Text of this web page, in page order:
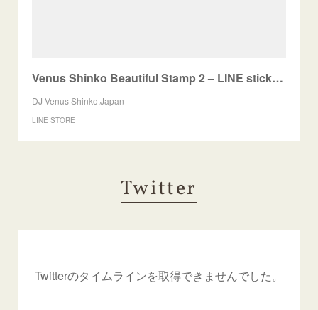
Venus Shinko Beautiful Stamp 2 – LINE stickers | LINE STORE
DJ Venus Shinko,Japan
LINE STORE
Twitter
Twitterのタイムラインを取得できませんでした。